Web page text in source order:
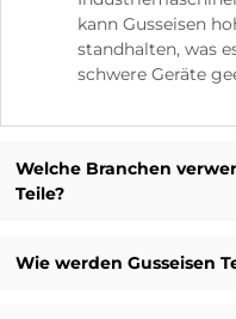
kann Gusseisen
standhalten, was
schwere Geräte
Welche Branchen
Teile?
Wie werden Gusseisen